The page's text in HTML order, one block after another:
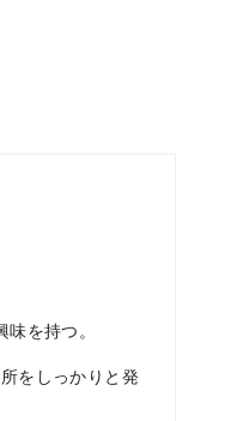
を持つ。
をしっかりと発